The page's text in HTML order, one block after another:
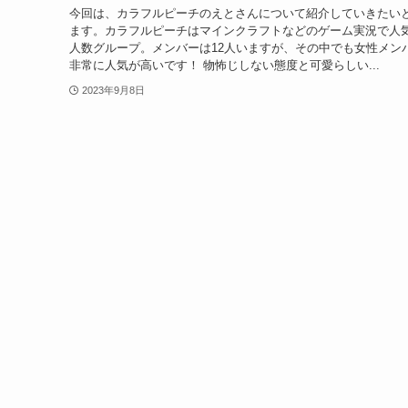
今回は、カラフルピーチのえとさんについて紹介していきたい
ます。カラフルピーチはマインクラフトなどのゲーム実況で人
人数グループ。メンバーは12人いますが、その中でも女性メン
非常に人気が高いです！ 物怖じしない態度と可愛らしい...
2023年9月8日